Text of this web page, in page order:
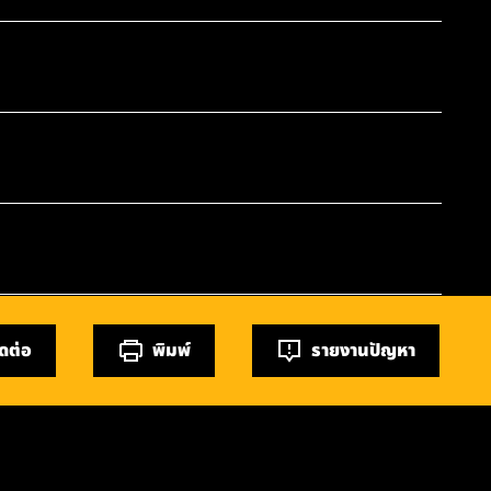
ต่อ พิมพ์ รายงานปัญหา